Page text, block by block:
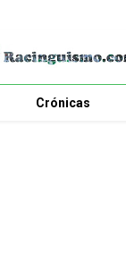
Crónicas